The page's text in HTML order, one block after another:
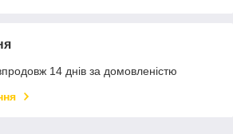
14 днів за домовленістю